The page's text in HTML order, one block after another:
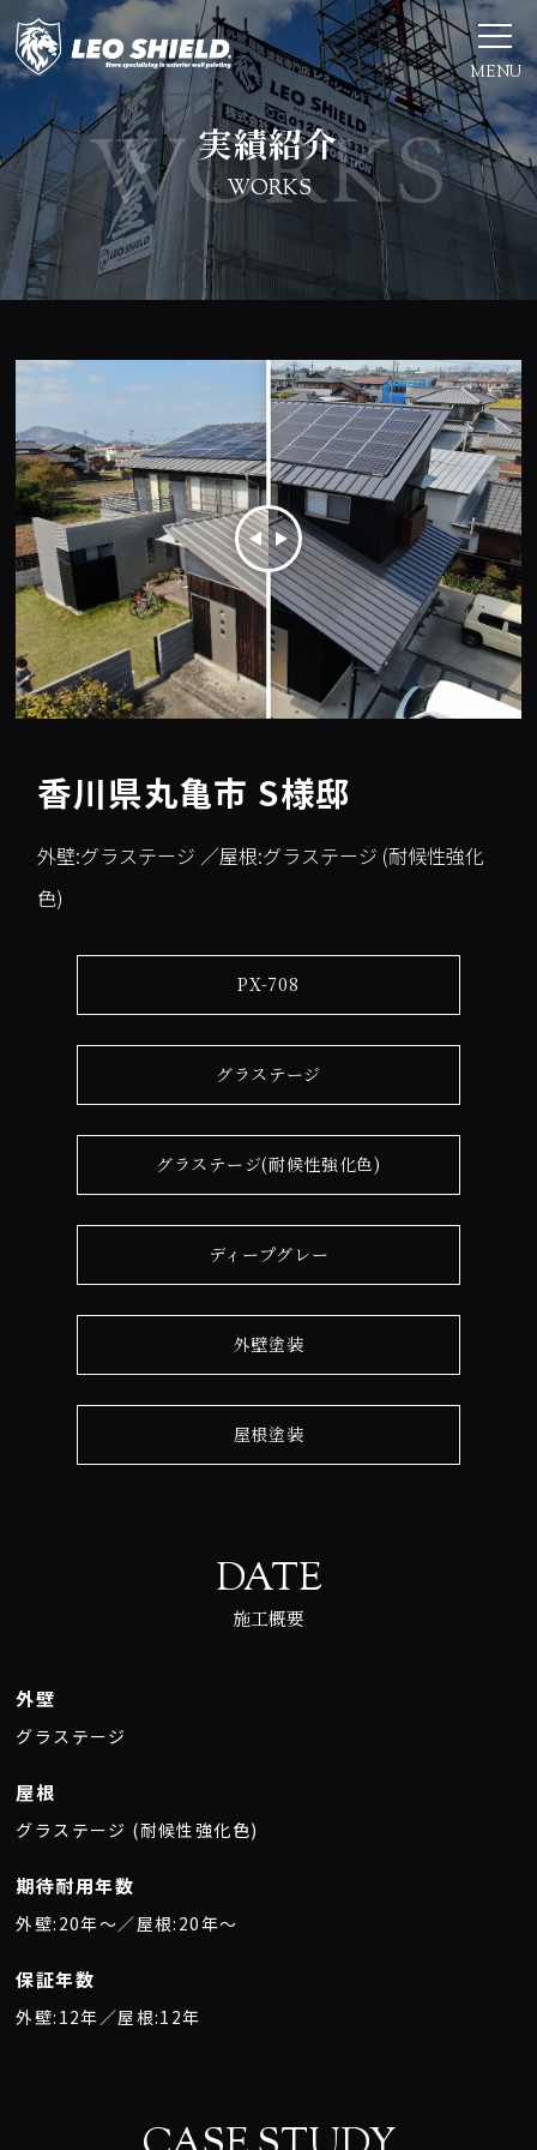
MENU
実績紹介
WORKS
香川県丸亀市 S様邸
外壁:グラステージ ／屋根:グラステージ (耐候性強化
色)
PX-708
グラステージ
グラステージ(耐候性強化色)
ディープグレー
外壁塗装
屋根塗装
DATE
施工概要
外壁
グラステージ
屋根
グラステージ (耐候性強化色)
期待耐用年数
外壁:20年〜／屋根:20年〜
保証年数
外壁:12年／屋根:12年